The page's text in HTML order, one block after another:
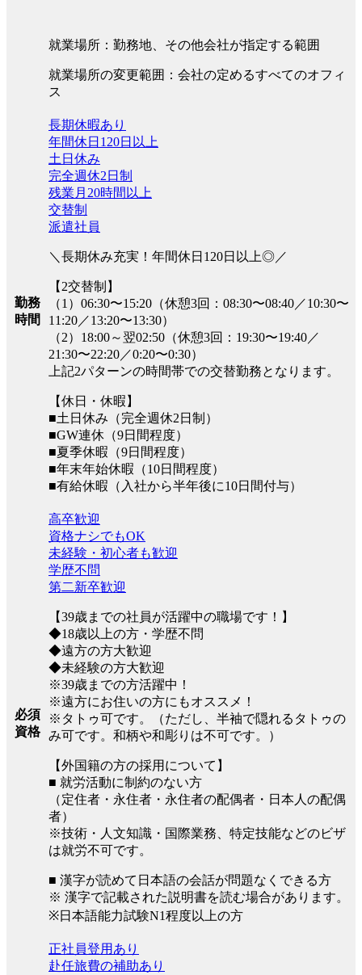
就業場所：勤務地、その他会社が指定する範囲
就業場所の変更範囲：会社の定めるすべてのオフィ
ス
勤務
時間
長期休暇あり
年間休日120日以上
土日休み
完全週休2日制
残業月20時間以上
交替制
派遣社員
＼長期休み充実！年間休日120日以上◎／
【2交替制】
（1）06:30〜15:20（休憩3回：08:30〜08:40／10:30〜
11:20／13:20〜13:30）
（2）18:00～翌02:50（休憩3回：19:30〜19:40／
21:30〜22:20／0:20〜0:30）
上記2パターンの時間帯での交替勤務となります。
【休日・休暇】
■土日休み（完全週休2日制）
■GW連休（9日間程度）
■夏季休暇（9日間程度）
■年末年始休暇（10日間程度）
■有給休暇（入社から半年後に10日間付与）
必須
資格
高卒歓迎
資格ナシでもOK
未経験・初心者も歓迎
学歴不問
第二新卒歓迎
【39歳までの社員が活躍中の職場です！】
◆18歳以上の方・学歴不問
◆遠方の方大歓迎
◆未経験の方大歓迎
※39歳までの方活躍中！
※遠方にお住いの方にもオススメ！
※タトゥ可です。（ただし、半袖で隠れるタトゥの
み可です。和柄や和彫りは不可です。）
【外国籍の方の採用について】
■ 就労活動に制約のない方
（定住者・永住者・永住者の配偶者・日本人の配偶
者）
※技術・人文知識・国際業務、特定技能などのビザ
は就労不可です。
■ 漢字が読めて日本語の会話が問題なくできる方
※ 漢字で記載された説明書を読む場合があります。
※日本語能力試験N1程度以上の方
正社員登用あり
赴任旅費の補助あり